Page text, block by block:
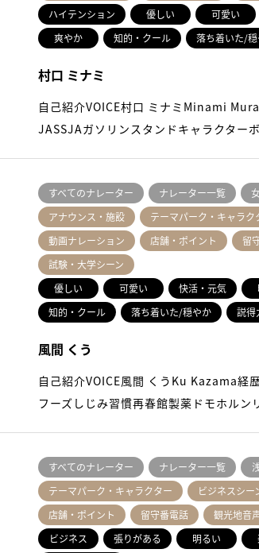
ハイテンション
優しい 可愛い
爽やか
知的・クール 落ち着いた/
村口 ミナミ
自己紹介VOICE村口 ミナミMinami
JASSJAガソリンスタンドキャラクター
すべてのナレーター ナレーター一覧
アナウンス・施設
テーマパーク・キャラク
動画ナレーション
店舗・ポイント 留
試験・大学シーン
優しい
可愛い 快活・元気
知的・クール
落ち着いた/穏やか 説得
風間 くう
自己紹介VOICE風間 くうKu Kazama経
フーズしじみ習慣再春館製薬ドモホル
すべてのナレーター ナレーター一覧
テーマパーク・キャラクター
ビジネスシー
店舗・ポイント
留守番電話 観光地音
ビジネス
張りがある 明るい